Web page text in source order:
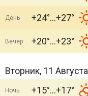
День +24° +27°
Вечер +20° +23°
Вторник, 11 Августа
Ночь +15° +17°